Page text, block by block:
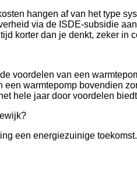
hangen af van het type
via de ISDE-subsidie
korter dan je denkt, zeker in
voordelen van een
warmtepomp bovendien
hele jaar door voordelen
een energiezuinige